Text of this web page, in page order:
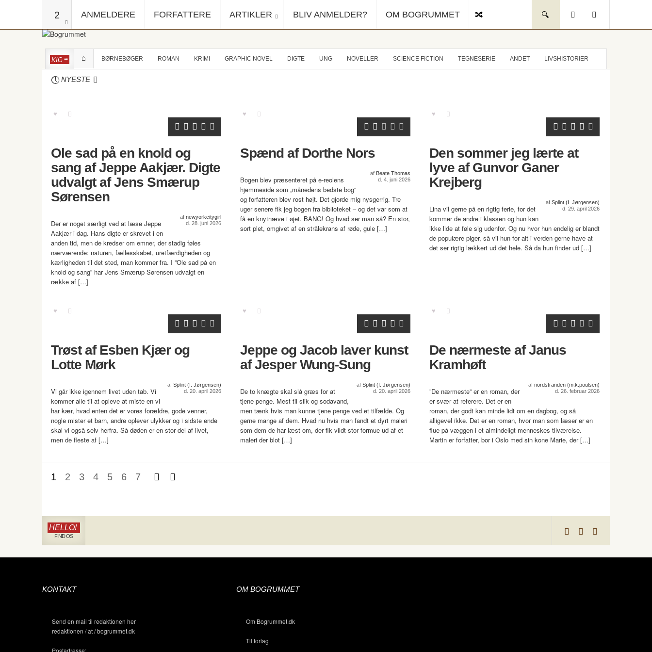
2 ANMELDERE FORFATTERE ARTIKLER BLIV ANMELDER? OM BOGRUMMET
KIG BØRNEBØGER ROMAN KRIMI GRAPHIC NOVEL DIGTE UNG NOVELLER SCIENCE FICTION TEGNESERIE ANDET LIVSHISTORIER
NYESTE
Ole sad på en knold og
sang af Jeppe Aakjær. Digte
udvalgt af Jens Smærup
Sørensen
af newyorkcitygirl
d. 28. juni 2026
Der er noget særligt ved at læse Jeppe
Aakjær i dag. Hans digte er skrevet i en
anden tid, men de kredser om emner, der stadig føles
nærværende: naturen, fællesskabet, uretfærdigheden og
kærligheden til det sted, man kommer fra. I ”Ole sad på en
knold og sang” har Jens Smærup Sørensen udvalgt en
række af […]
Spænd af Dorthe Nors
af Beate Thomas
d. 4. juni 2026
Bogen blev præsenteret på e-reolens
hjemmeside som „månedens bedste bog“
og forfatteren blev rost højt. Det gjorde mig nysgerrig. Tre
uger senere fik jeg bogen fra biblioteket – og det var som at
få en knytnæve i øjet. BANG! Og hvad ser man så? En stor,
sort plet, omgivet af en strålekrans af røde, gule […]
Den sommer jeg lærte at
lyve af Gunvor Ganer
Krejberg
af Splint (I. Jørgensen)
d. 29. april 2026
Lina vil gerne på en rigtig ferie, for det
kommer de andre i klassen og hun kan
ikke lide at føle sig udenfor. Og nu hvor hun endelig er blandt
de populære piger, så vil hun for alt i verden gerne have at
det ser rigtig lækkert ud det hele. Så da hun finder ud […]
Trøst af Esben Kjær og
Lotte Mørk
af Splint (I. Jørgensen)
d. 20. april 2026
Vi går ikke igennem livet uden tab. Vi
kommer alle til at opleve at miste en vi
har kær, hvad enten det er vores forældre, gode venner,
nogle mister et barn, andre oplever ulykker og i sidste ende
skal vi også selv herfra. Så døden er en stor del af livet,
men de fleste af […]
Jeppe og Jacob laver kunst
af Jesper Wung-Sung
af Splint (I. Jørgensen)
d. 20. april 2026
De to knægte skal slå græs for at
tjene penge. Mest til slik og sodavand,
men tænk hvis man kunne tjene penge ved et tilfælde. Og
gerne mange af dem. Hvad nu hvis man fandt et dyrt maleri
som dem de har læst om, der fik vildt stor formue ud af et
maleri der blot […]
De nærmeste af Janus
Kramhøft
af nordstranden (m.k.poulsen)
d. 26. februar 2026
”De nærmeste” er en roman, der
er svær at referere. Det er en
roman, der godt kan minde lidt om en dagbog, og så
alligevel ikke. Det er en roman, hvor man som læser er en
flue på væggen i et almindeligt menneskes tilværelse.
Martin er forfatter, bor i Oslo med sin kone Marie, der […]
1 2 3 4 5 6 7
HELLO!
FIND OS
KONTAKT
Send en mail til redaktionen her
redaktionen / at / bogrummet.dk
Postadresse:
OM BOGRUMMET
Om Bogrummet.dk
Til forlag